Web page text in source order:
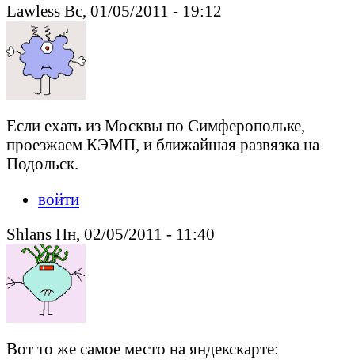
Lawless Вс, 01/05/2011 - 19:12
Если ехать из Москвы по Симферопольке,
проезжаем КЭМП, и ближайшая развязка на
Подольск.
войти
Shlans Пн, 02/05/2011 - 11:40
Вот то же самое место на яндекскарте: